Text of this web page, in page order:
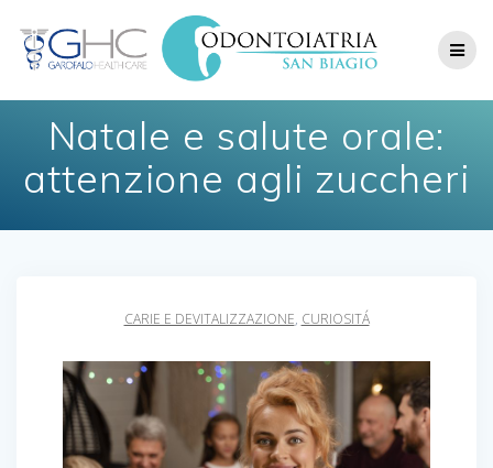
to
content
Natale e salute orale:
attenzione agli zuccheri
CARIE E DEVITALIZZAZIONE, CURIOSITÁ